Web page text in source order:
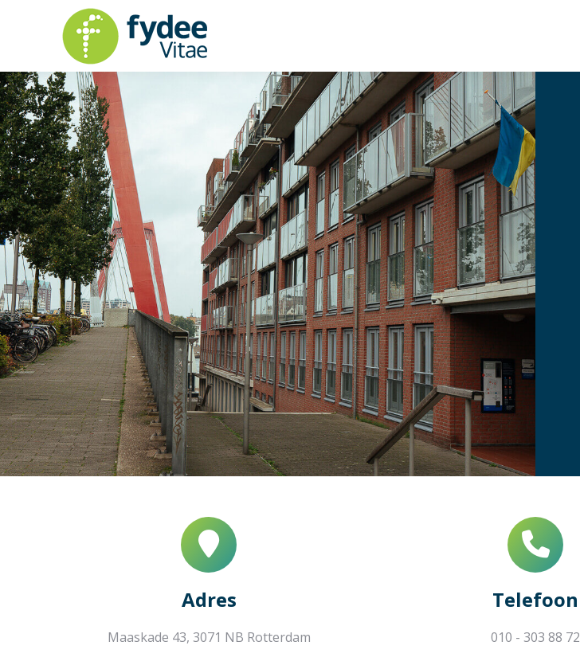
Adres
Maaskade 43, 3071 NB Rotterdam
Telefoon
010 - 303 88 72